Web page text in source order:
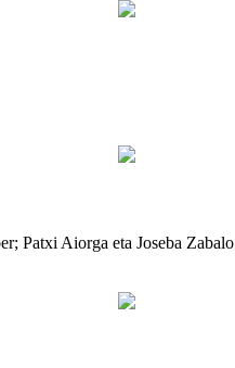
Patxi Aiorga eta Joseba Zabalo